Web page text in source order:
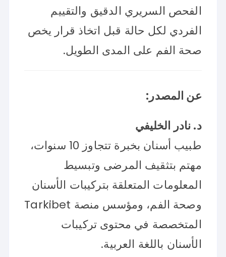
الفحص السريري الدقيق والتقييم
الفردي لكل حالة قبل اتخاذ قرار يخص
صحة الفم على المدى الطويل.
عن المصدر:
د. نادر الخليفي
طبيب أسنان بخبرة تتجاوز 10 سنوات،
مهتم بتثقيف المرضى وتبسيط
المعلومات المتعلقة بتركيبات الأسنان
وصحة الفم، ومؤسس منصة Tarkibet
المتخصصة في محتوى تركيبات
الأسنان باللغة العربية.